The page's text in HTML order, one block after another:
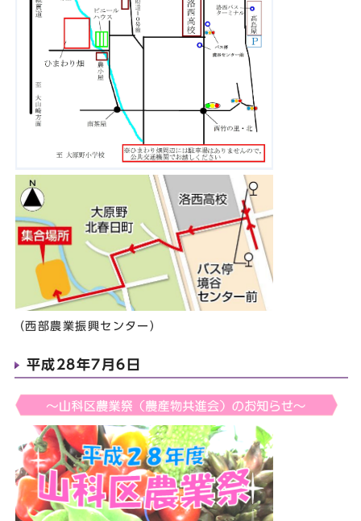
（西部農業振興センター）
平成28年7月6日